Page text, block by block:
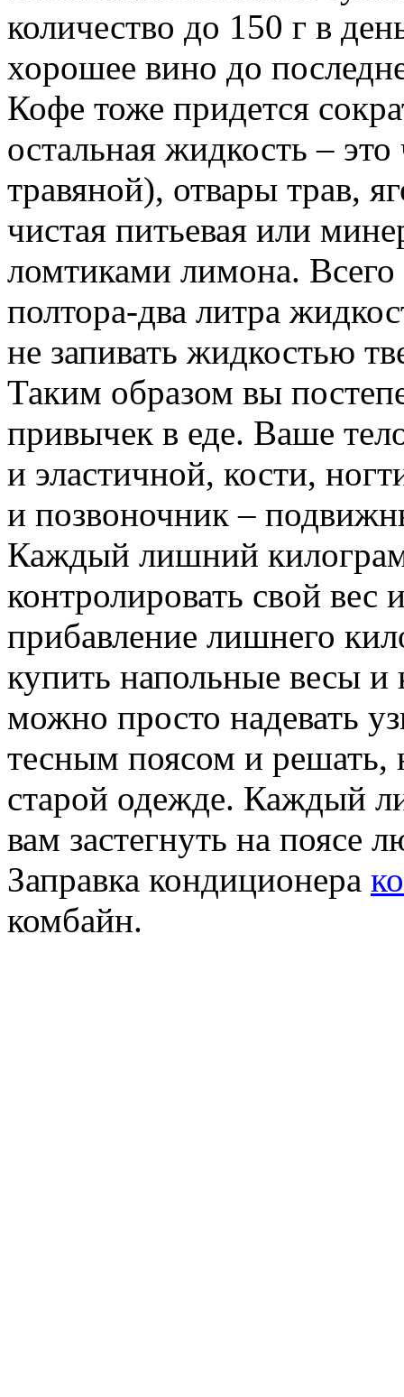
количество до 150 г в
хорошее вино до
Кофе тоже придется
остальная жидкость –
травяной), отвары трав,
чистая питьевая или
ломтиками лимона.
полтора-два литра
не запивать жидкостью
Таким образом вы
привычек в еде. Ваше
и эластичной, кости,
и позвоночник –
Каждый лишний
контролировать свой
прибавление лишнего
купить напольные весы и
можно просто надевать
тесным поясом и решать,
старой одежде. Каждый
вам застегнуть на
Заправка кондиционера
комбайн.